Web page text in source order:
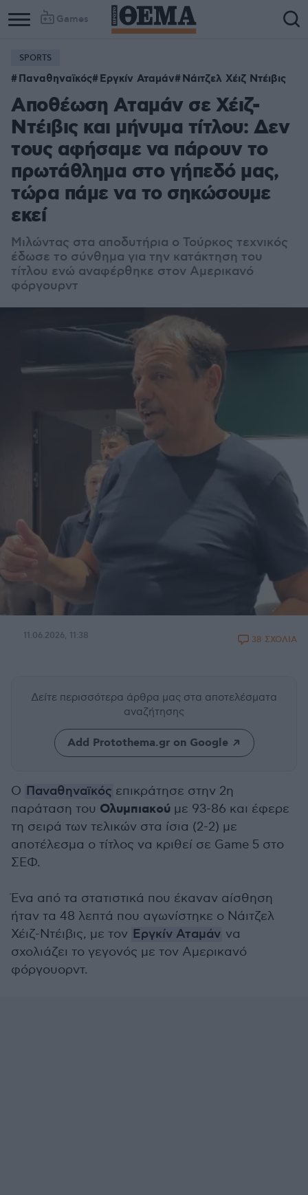
Games
SPORTS
Παναθηναϊκός Εργκίν Αταμάν Νάιτζελ Χέιζ Ντέιβις
Αποθέωση Αταμάν σε Χέιζ-
Ντέιβις και μήνυμα τίτλου: Δεν
τους αφήσαμε να πάρουν το
πρωτάθλημα στο γήπεδό μας,
τώρα πάμε να το σηκώσουμε
εκεί
Μιλώντας στα αποδυτήρια ο Τούρκος τεχνικός
έδωσε το σύνθημα για την κατάκτηση του
τίτλου ενώ αναφέρθηκε στον Αμερικανό
φόργουρντ
11.06.2026, 11:38 38 ΣΧΟΛΙΑ
Δείτε περισσότερα άρθρα μας στα αποτελέσματα
αναζήτησης
Add Protothema.gr on Google
Ο Παναθηναϊκός επικράτησε στην 2η
παράταση του Ολυμπιακού με 93-86 και έφερε
τη σειρά των τελικών στα ίσια (2-2) με
αποτέλεσμα ο τίτλος να κριθεί σε Game 5 στο
ΣΕΦ.
Ένα από τα στατιστικά που έκαναν αίσθηση
ήταν τα 48 λεπτά που αγωνίστηκε ο Νάιτζελ
Χέιζ-Ντέιβις, με τον Εργκίν Αταμάν να
σχολιάζει το γεγονός με τον Αμερικανό
φόργουορντ.